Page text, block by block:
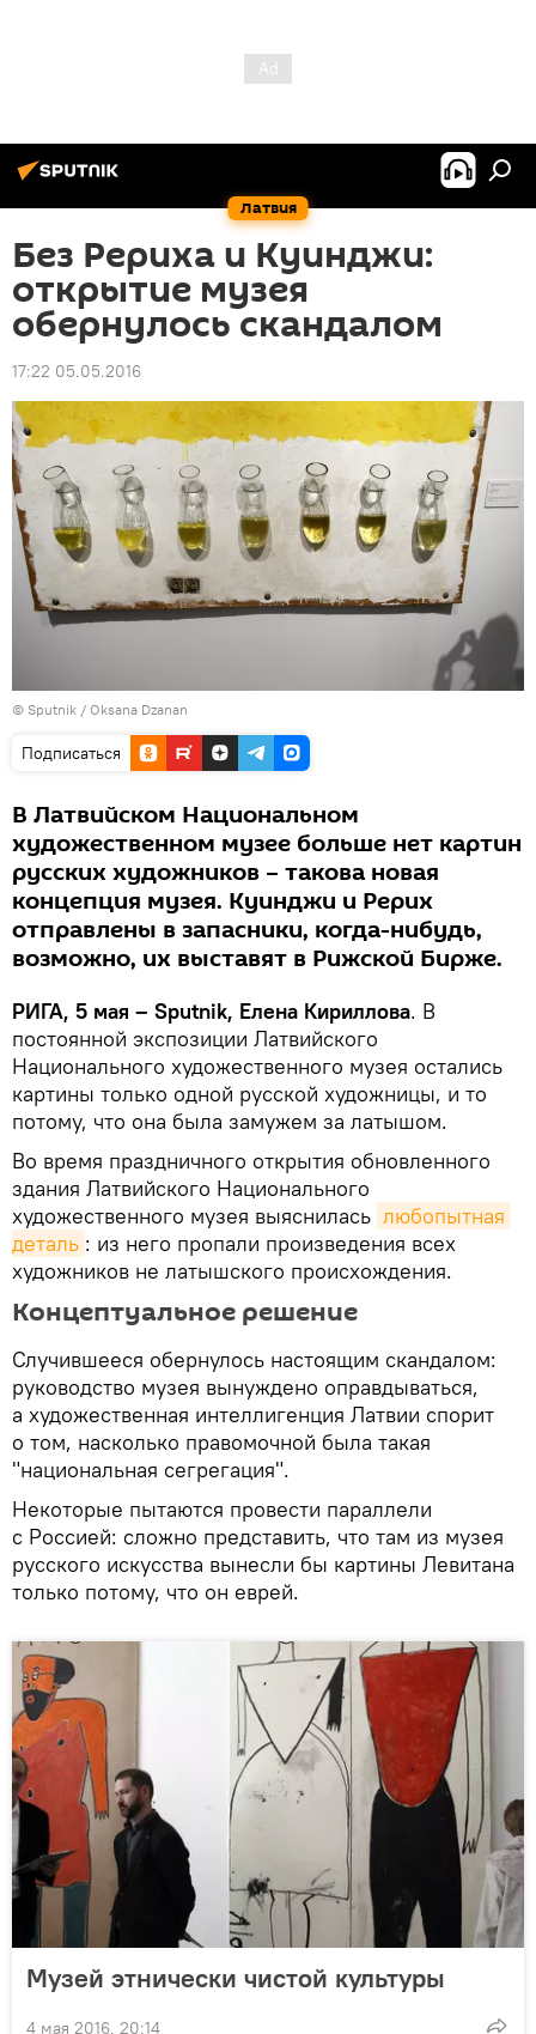
Латвия
Без Рериха и Куинджи:
открытие музея
обернулось скандалом
17:22 05.05.2016
© Sputnik / Oksana Dzanan
Подписаться
В Латвийском Национальном
художественном музее больше нет картин
русских художников – такова новая
концепция музея. Куинджи и Рерих
отправлены в запасники, когда-нибудь,
возможно, их выставят в Рижской Бирже.
РИГА, 5 мая – Sputnik, Елена Кириллова. В
постоянной экспозиции Латвийского
Национального художественного музея остались
картины только одной русской художницы, и то
потому, что она была замужем за латышом.
Во время праздничного открытия обновленного
здания Латвийского Национального
художественного музея выяснилась любопытная
деталь : из него пропали произведения всех
художников не латышского происхождения.
Концептуальное решение
Случившееся обернулось настоящим скандалом:
руководство музея вынуждено оправдываться,
а художественная интеллигенция Латвии спорит
о том, насколько правомочной была такая
"национальная сегрегация".
Некоторые пытаются провести параллели
с Россией: сложно представить, что там из музея
русского искусства вынесли бы картины Левитана
только потому, что он еврей.
Музей этнически чистой культуры
4 мая 2016, 20:14